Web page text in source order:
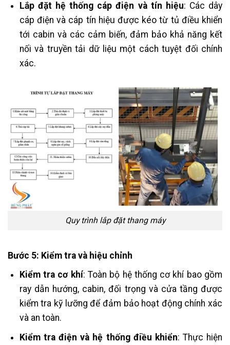
Lắp đặt hệ thống cáp điện và tín hiệu: Các dây
cáp điện và cáp tín hiệu được kéo từ tủ điều khiển
tới cabin và các cảm biến, đảm bảo khả năng kết
nối và truyền tải dữ liệu một cách tuyệt đối chính
xác.
Quy trình lắp đặt thang máy
Bước 5: Kiểm tra và hiệu chỉnh
Kiểm tra cơ khí: Toàn bộ hệ thống cơ khí bao gồm
ray dẫn hướng, cabin, đối trọng và cửa tầng được
kiểm tra kỹ lưỡng để đảm bảo hoạt động chính xác
và an toàn.
Kiểm tra điện và hệ thống điều khiển: Thực hiện